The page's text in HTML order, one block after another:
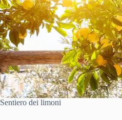
Sentiero dei limoni